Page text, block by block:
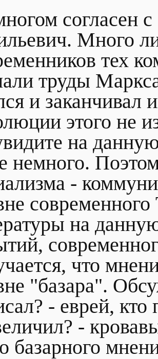
согласен
Много
тех
труды
и заканчивал
этого не
на
немного.
-
на
что
"базара".
- еврей,
-
базарного